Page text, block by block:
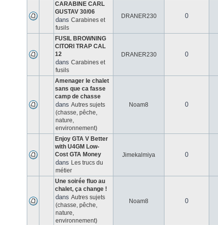
CARABINE CARL
GUSTAV 30/06
dans Carabines et
fusils
DRANER230 0
FUSIL BROWNING
CITORI TRAP CAL
12
dans Carabines et
fusils
DRANER230 0
Amenager le chalet
sans que ca fasse
camp de chasse
dans Autres sujets
(chasse, pêche,
nature,
environnement)
Noam8 0
Enjoy GTA V Better
with U4GM Low-
Cost GTA Money
dans Les trucs du
métier
Jimekalmiya 0
Une soirée fluo au
chalet, ça change !
dans Autres sujets
(chasse, pêche,
nature,
environnement)
Noam8 0